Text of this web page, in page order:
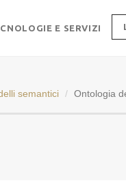
E SERVIZI
semantici Ontologia